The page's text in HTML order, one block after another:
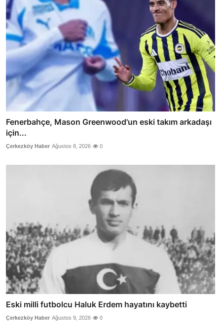
Fenerbahçe, Mason Greenwood'un eski takım arkadaşı
için...
Çerkezköy Haber Ağustos 8, 2026 0
Eski milli futbolcu Haluk Erdem hayatını kaybetti
Çerkezköy Haber Ağustos 9, 2026 0